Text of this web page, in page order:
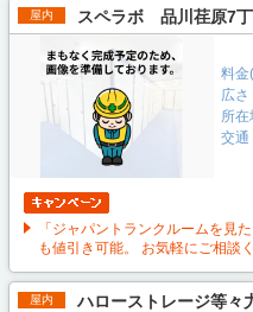
屋内 スペラボ 品川荏原7丁
料金
広さ
所在
交通
「ジャパントランクルームを見
も値引き可能。 お気軽にご相談く
屋内 ハローストレージ等々